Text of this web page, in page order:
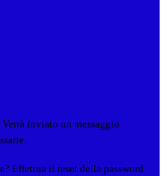
Verrà inviato un messaggio
Effettua il reset della password